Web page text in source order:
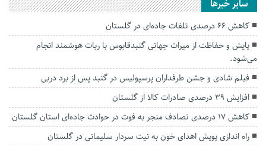
سایر خبرها
کاهش ۶۶ درصدی تلفات جاده‌ای در گلستان
پایش و حفاظت از میراث جهانی گنبدقابوس با ربات هوشمند انجام
می‌شود.
فیلم شادی و جشن طرفداران پرسپولیس در گنبد پس از برد دربی
افزایش ۳۹ درصدی صادرات کالا از گلستان
کاهش ۱۷ درصدی تصادف منجر به فوت در حوادث جاده‌ای استان گلستان
راه اندازی پویش اهدای خون به نیت سردار سلیمانی در گلستان